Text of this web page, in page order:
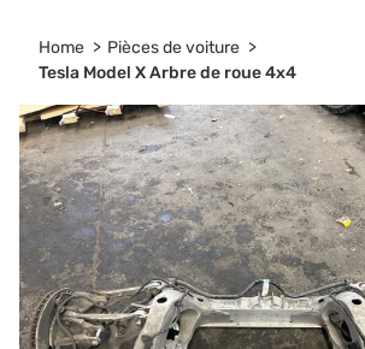
Home
Pièces de voiture
Tesla Model X Arbre de roue 4x4